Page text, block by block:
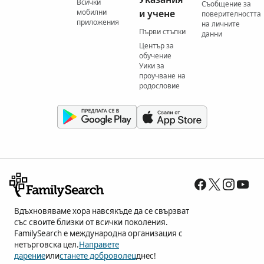
Всички
мобилни
приложения
и учене
Първи стъпки
Център за
обучение
Уики за
проучване на
родословие
Съобщение за
поверителността
на личните
данни
Вдъхновяваме хора навсякъде да се свързват
със своите близки от всички поколения.
FamilySearch е международна организация с
нетърговска цел.Направете
дарениеилистанете доброволецднес!